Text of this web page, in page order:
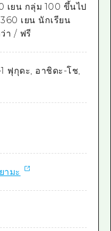
เยน กลุ่ม 100 ขึ้นไป
เยน นักเรียน
า / ฟรี
ฟุกุดะ, อาชิดะ-โช,
ามะ